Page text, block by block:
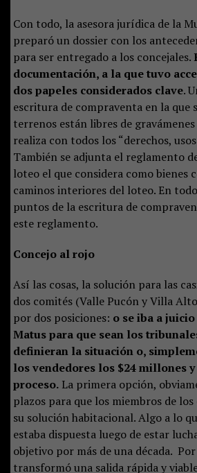
Con todo, la asesora jurídica de la
preparó un dossier con los
para ser entregado a los concejales.
documentación, a la que tuvo
dos papeles considerados clave.
escritura de compraventa en la que
terrenos están libres de
realiza con todos los “derechos,
También se adjunta el reglamento
loteo el que considera como bienes
caminos interiores del loteo. En
puntos de la escritura de
este reglamento.
Concejo al rojo
Así las cosas, la solución para las
dos comités (Valle Pucón y Villa
por dos posiciones: o se iba a
Matus para que sean los
definieran la situación o,
los vendedores los $24 millones
proceso.La primera opción,
plazos para que los miembros de
su solución habitacional. Algo a lo
estaba dispuesta luego de estar
objetivo por más de una década.
transformó una salida rápida y